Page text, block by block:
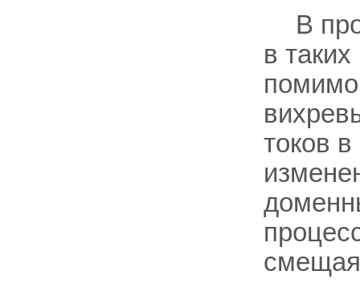
В
в
токов